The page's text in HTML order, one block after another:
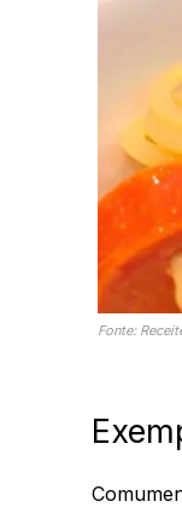
Fonte: